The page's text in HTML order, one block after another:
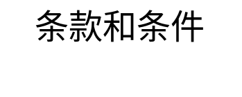
条款和条件